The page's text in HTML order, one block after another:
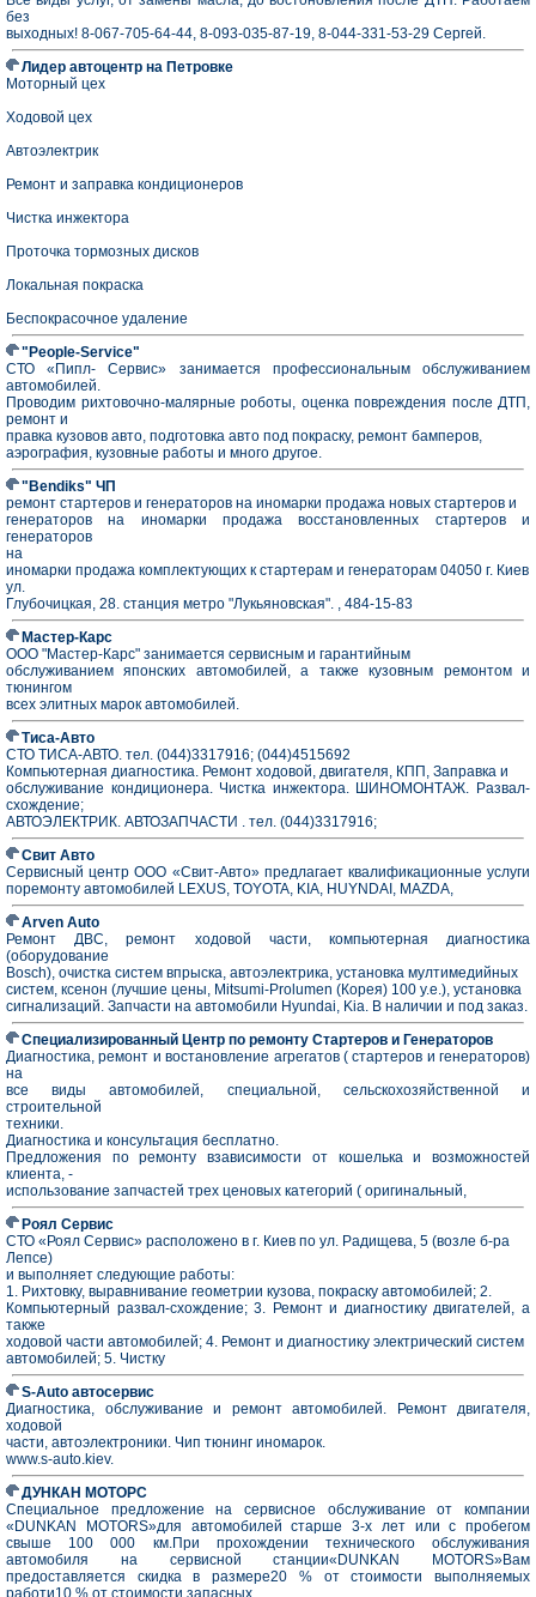
без
выходных! 8-067-705-64-44, 8-093-035-87-19, 8-044-331-53-29 Сергей.
Лидер автоцентр на Петровке
Моторный цех
Ходовой цех
Автоэлектрик
Ремонт и заправка кондиционеров
Чистка инжектора
Проточка тормозных дисков
Локальная покраска
Беспокрасочное удаление
"People-Service"
СТО «Пипл- Сервис» занимается профессиональным обслуживанием
автомобилей.
Проводим рихтовочно-малярные роботы, оценка повреждения после ДТП,
ремонт и
правка кузовов авто, подготовка авто под покраску, ремонт бамперов,
аэрография, кузовные работы и много другое.
"Bendiks" ЧП
ремонт стартеров и генераторов на иномарки продажа новых стартеров и
генераторов на иномарки продажа восстановленных стартеров и
генераторов
на
иномарки продажа комплектующих к стартерам и генераторам 04050 г. Киев
ул.
Глубочицкая, 28. станция метро "Лукьяновская". , 484-15-83
Мастер-Карс
ООО "Мастер-Карс" занимается сервисным и гарантийным
обслуживанием японских автомобилей, а также кузовным ремонтом и
тюнингом
всех элитных марок автомобилей.
Тиса-Авто
СТО ТИСА-АВТО. тел. (044)3317916; (044)4515692
Компьютерная диагностика. Ремонт ходовой, двигателя, КПП, Заправка и
обслуживание кондиционера. Чистка инжектора. ШИНОМОНТАЖ. Развал-
схождение;
АВТОЭЛЕКТРИК. АВТОЗАПЧАСТИ . тел. (044)3317916;
Свит Авто
Cервисный центр ООО «Свит-Авто» предлагает квалификационные услуги
поремонту автомобилей LEXUS, TOYOTA, KIA, HUYNDAI, MAZDA,
Arven Auto
Ремонт ДВС, ремонт ходовой части, компьютерная диагностика
(оборудование
Bosch), очистка систем впрыска, автоэлектрика, установка мултимедийных
систем, ксенон (лучшие цены, Mitsumi-Prolumen (Корея) 100 у.е.), установка
сигнализаций. Запчасти на автомобили Hyundai, Kia. В наличии и под заказ.
Специализированный Центр по ремонту Стартеров и Генераторов
Диагностика, ремонт и востановление агрегатов ( стартеров и генераторов)
на
все виды автомобилей, специальной, сельскохозяйственной и
строительной
техники.
Диагностика и консультация бесплатно.
Предложения по ремонту взависимости от кошелька и возможностей
клиента, -
использование запчастей трех ценовых категорий ( оригинальный,
Роял Сервис
СТО «Роял Сервис» расположено в г. Киев по ул. Радищева, 5 (возле б-ра
Лепсе)
и выполняет следующие работы:
1. Рихтовку, выравнивание геометрии кузова, покраску автомобилей; 2.
Компьютерный развал-схождение; 3. Ремонт и диагностику двигателей, а
также
ходовой части автомобилей; 4. Ремонт и диагностику электрический систем
автомобилей; 5. Чистку
S-Auto автосервис
Диагностика, обслуживание и ремонт автомобилей. Ремонт двигателя,
ходовой
части, автоэлектроники. Чип тюнинг иномарок.
www.s-auto.kiev.
ДУНКАН МОТОРС
Специальное предложение на сервисное обслуживание от компании
«DUNKAN MOTORS»для автомобилей старше 3-х лет или с пробегом
свыше 100 000 км.При прохождении технического обслуживания
автомобиля на сервисной станции«DUNKAN MOTORS»Вам
предоставляется скидка в размере20 % от стоимости выполняемых
работи10 % от стоимости запасных